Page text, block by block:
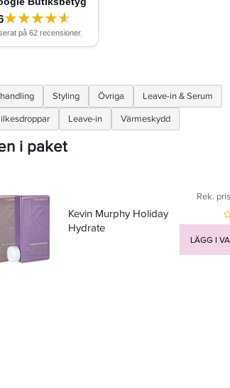
Styling Övriga
Leave-in & Serum
Leave-in Värmeskydd
i paket
Kevin Murphy Holiday
Hydrate
Rek.
LÄGG I